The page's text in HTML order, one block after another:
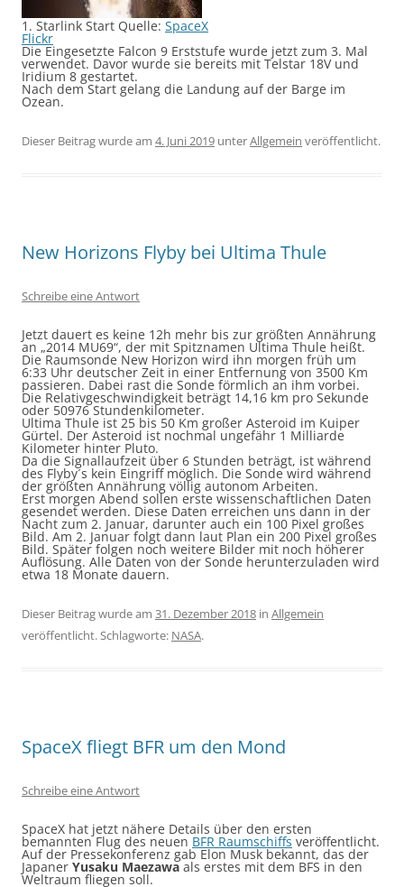
1. Starlink Start Quelle: SpaceX
Flickr
Die Eingesetzte Falcon 9 Erststufe wurde jetzt zum 3. Mal
verwendet. Davor wurde sie bereits mit Telstar 18V und
Iridium 8 gestartet.
Nach dem Start gelang die Landung auf der Barge im
Ozean.
Dieser Beitrag wurde am 4. Juni 2019 unterAllgemein veröffentlicht.
New Horizons Flyby bei Ultima Thule
Schreibe eine Antwort
Jetzt dauert es keine 12h mehr bis zur größten Annährung
an „2014 MU69“, der mit Spitznamen Ultima Thule heißt.
Die Raumsonde New Horizon wird ihn morgen früh um
6:33 Uhr deutscher Zeit in einer Entfernung von 3500 Km
passieren. Dabei rast die Sonde förmlich an ihm vorbei.
Die Relativgeschwindigkeit beträgt 14,16 km pro Sekunde
oder 50976 Stundenkilometer.
Ultima Thule ist 25 bis 50 Km großer Asteroid im Kuiper
Gürtel. Der Asteroid ist nochmal ungefähr 1 Milliarde
Kilometer hinter Pluto.
Da die Signallaufzeit über 6 Stunden beträgt, ist während
des Flyby´s kein Eingriff möglich. Die Sonde wird während
der größten Annährung völlig autonom Arbeiten.
Erst morgen Abend sollen erste wissenschaftlichen Daten
gesendet werden. Diese Daten erreichen uns dann in der
Nacht zum 2. Januar, darunter auch ein 100 Pixel großes
Bild. Am 2. Januar folgt dann laut Plan ein 200 Pixel großes
Bild. Später folgen noch weitere Bilder mit noch höherer
Auflösung. Alle Daten von der Sonde herunterzuladen wird
etwa 18 Monate dauern.
Dieser Beitrag wurde am 31. Dezember 2018 in Allgemein
veröffentlicht. Schlagworte: NASA.
SpaceX fliegt BFR um den Mond
Schreibe eine Antwort
SpaceX hat jetzt nähere Details über den ersten
bemannten Flug des neuen BFR Raumschiffs veröffentlicht.
Auf der Pressekonferenz gab Elon Musk bekannt, das der
Japaner Yusaku Maezawaals erstes mit dem BFS in den
Weltraum fliegen soll.